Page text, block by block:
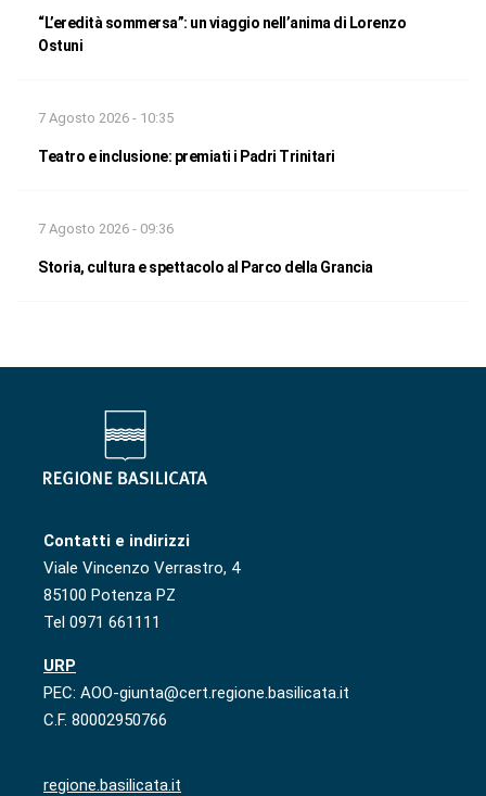
“L’eredità sommersa”: un viaggio nell’anima di Lorenzo
Ostuni
7 Agosto 2026 - 10:35
Teatro e inclusione: premiati i Padri Trinitari
7 Agosto 2026 - 09:36
Storia, cultura e spettacolo al Parco della Grancia
Contatti e indirizzi
Viale Vincenzo Verrastro, 4
85100 Potenza PZ
Tel 0971 661111
URP
PEC: AOO-giunta@cert.regione.basilicata.it
C.F. 80002950766
regione.basilicata.it